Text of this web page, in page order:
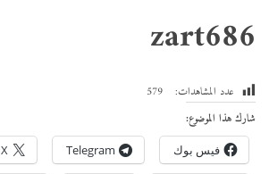
zart686
عدد المشاهدات:
579
شارك هذا الموضوع:
فيس بوك Telegram
X